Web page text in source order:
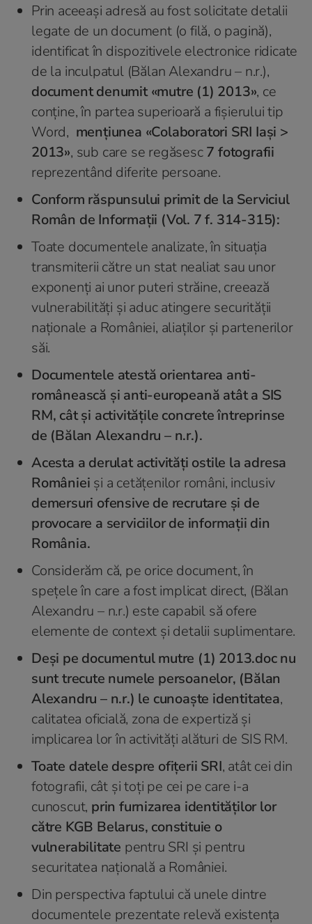
Prin aceeaşi adresă au fost solicitate detalii
legate de un document (o filă, o pagină),
identificat în dispozitivele electronice ridicate
de la inculpatul (Bălan Alexandru – n.r.),
document denumit «mutre (1) 2013», ce
conține, în partea superioară a fișierului tip
Word, mențiunea «Colaboratori SRI Iași >
2013», sub care se regăsesc7 fotografii
reprezentând diferite persoane.
Conform răspunsului primit de la Serviciul
Român de Informații (Vol. 7 f. 314-315):
Toate documentele analizate, în situația
transmiterii către un stat nealiat sau unor
exponenți ai unor puteri străine, creează
vulnerabilități și aduc atingere securității
naționale a României, aliaților și partenerilor
săi.
Documentele atestă orientarea anti-
românească și anti-europeană atât a SIS
RM, cât și activitățile concrete întreprinse
de (Bălan Alexandru – n.r.).
Acesta a derulat activități ostile la adresa
României şi a cetățenilor români, inclusiv
demersuri ofensive de recrutare și de
provocare a serviciilor de informații din
România.
Considerăm că, pe orice document, în
spețele în care a fost implicat direct, (Bălan
Alexandru – n.r.) este capabil să ofere
elemente de context și detalii suplimentare.
Deși pe documentul mutre (1) 2013.doc nu
sunt trecute numele persoanelor, (Bălan
Alexandru – n.r.) le cunoaște identitatea,
calitatea oficială, zona de expertiză și
implicarea lor în activități alături de SIS RM.
Toate datele despre ofițerii SRI, atât cei din
fotografii, cât și toți pe cei pe care i-a
cunoscut, prin furnizarea identităților lor
către KGB Belarus, constituie o
vulnerabilitate pentru SRI și pentru
securitatea națională a României.
Din perspectiva faptului că unele dintre
documentele prezentate relevă existența